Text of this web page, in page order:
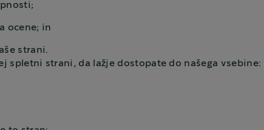
ocene; in
strani.
spletni strani, da lažje dostopate do našega vsebine: